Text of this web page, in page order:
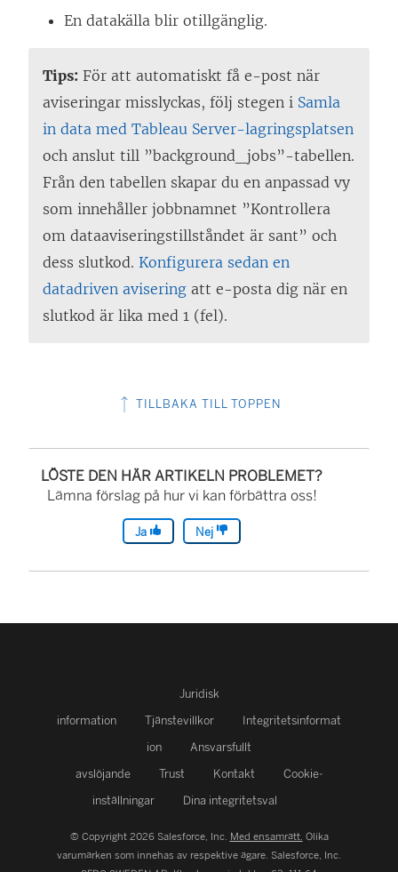
En datakälla blir otillgänglig.
Tips: För att automatiskt få e-post när
aviseringar misslyckas, följ stegen i Samla
in data med Tableau Server-lagringsplatsen
och anslut till ”background_jobs”-tabellen.
Från den tabellen skapar du en anpassad vy
som innehåller jobbnamnet ”Kontrollera
om dataaviseringstillståndet är sant” och
dess slutkod. Konfigurera sedan en
datadriven avisering att e-posta dig när en
slutkod är lika med 1 (fel).
TILLBAKA TILL TOPPEN
LÖSTE DEN HÄR ARTIKELN PROBLEMET?
Lämna förslag på hur vi kan förbättra oss!
Ja Nej
Juridisk
information
Tjänstevillkor
Integritetsinformat
ion
Ansvarsfullt
avslöjande
Trust Kontakt
Cookie-
inställningar
Dina integritetsval
© Copyright 2026 Salesforce, Inc. Med ensamrätt. Olika
varumärken som innehas av respektive ägare. Salesforce, Inc.